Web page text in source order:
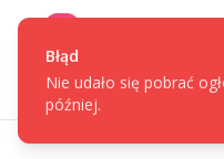
Błąd
Nie udało się pobrać
później.